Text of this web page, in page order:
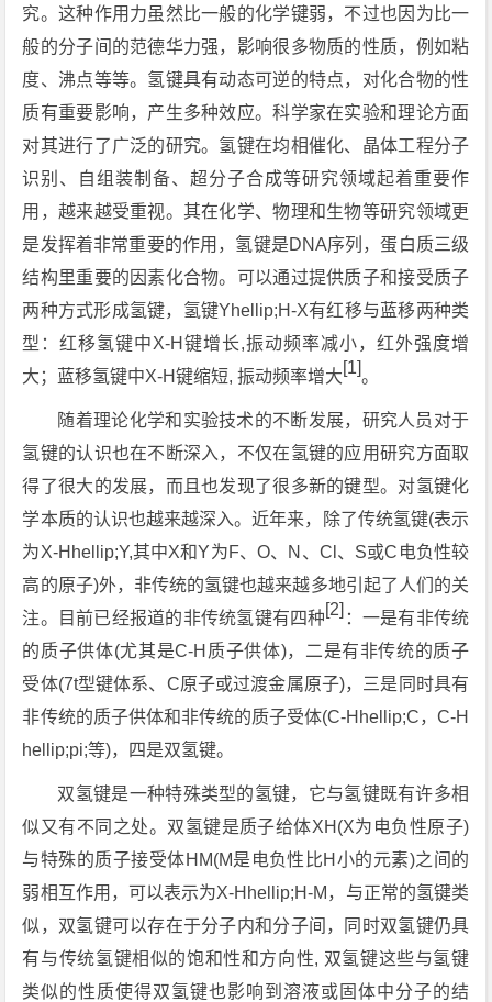
究。这种作用力虽然比一般的化学键弱，不过也因为比一
般的分子间的范德华力强，影响很多物质的性质，例如粘
度、沸点等等。氢键具有动态可逆的特点，对化合物的性
质有重要影响，产生多种效应。科学家在实验和理论方面
对其进行了广泛的研究。氢键在均相催化、晶体工程分子
识别、自组装制备、超分子合成等研究领域起着重要作
用，越来越受重视。其在化学、物理和生物等研究领域更
是发挥着非常重要的作用，氢键是DNA序列，蛋白质三级
结构里重要的因素化合物。可以通过提供质子和接受质子
两种方式形成氢键，氢键Yhellip;H-X有红移与蓝移两种类
型：红移氢键中X-H键增长,振动频率减小，红外强度增
大；蓝移氢键中X-H键缩短, 振动频率增大[1]。
随着理论化学和实验技术的不断发展，研究人员对于
氢键的认识也在不断深入，不仅在氢键的应用研究方面取
得了很大的发展，而且也发现了很多新的键型。对氢键化
学本质的认识也越来越深入。近年来，除了传统氢键(表示
为X-Hhellip;Y,其中X和Y为F、O、N、Cl、S或C电负性较
高的原子)外，非传统的氢键也越来越多地引起了人们的关
注。目前已经报道的非传统氢键有四种[2] ：一是有非传统
的质子供体(尤其是C-H质子供体)，二是有非传统的质子
受体(7t型键体系、C原子或过渡金属原子)，三是同时具有
非传统的质子供体和非传统的质子受体(C-Hhellip;C，C-H
hellip;pi;等)，四是双氢键。
双氢键是一种特殊类型的氢键，它与氢键既有许多相
似又有不同之处。双氢键是质子给体XH(X为电负性原子)
与特殊的质子接受体HM(M是电负性比H小的元素)之间的
弱相互作用，可以表示为X-Hhellip;H-M，与正常的氢键类
似，双氢键可以存在于分子内和分子间，同时双氢键仍具
有与传统氢键相似的饱和性和方向性, 双氢键这些与氢键
类似的性质使得双氢键也影响到溶液或固体中分子的结